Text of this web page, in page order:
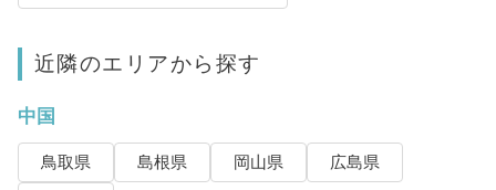
近隣のエリアから探す
中国
鳥取県 島根県 岡山県
広島県